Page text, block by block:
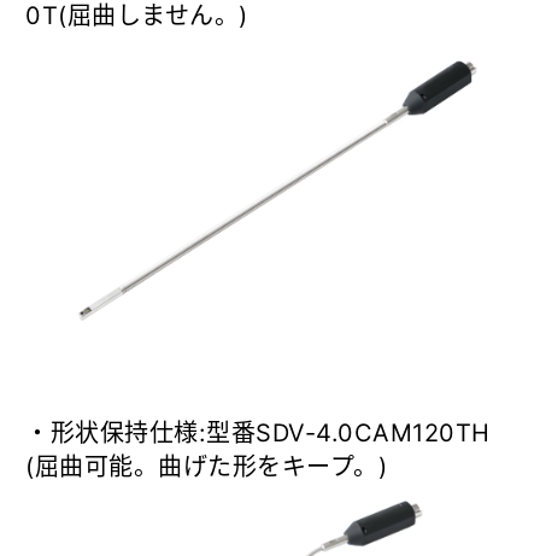
0T(屈曲しません。)
・形状保持仕様:型番SDV-4.0CAM120TH
(屈曲可能。曲げた形をキープ。)